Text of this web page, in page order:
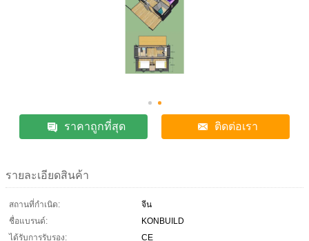
ราคาถูกที่สุด ติดต่อเรา
รายละเอียดสินค้า
สถานที่กำเนิด:
จีน
ชื่อแบรนด์:
KONBUILD
ได้รับการรับรอง:
CE